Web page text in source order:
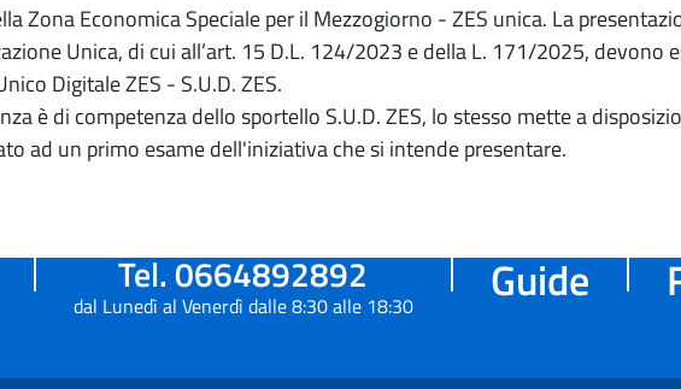
Zona Economica Speciale per il Mezzogiorno - ZES unica. La
Unica, di cui all’art. 15 D.L. 124/2023 e della L. 171/2025, devono
Digitale ZES - S.U.D. ZES.
è di competenza dello sportello S.U.D. ZES, lo stesso mette a
ad un primo esame dell'iniziativa che si intende presentare.
Tel. 0664892892
dal Lunedì al Venerdì dalle 8:30 alle 18:30 Guide